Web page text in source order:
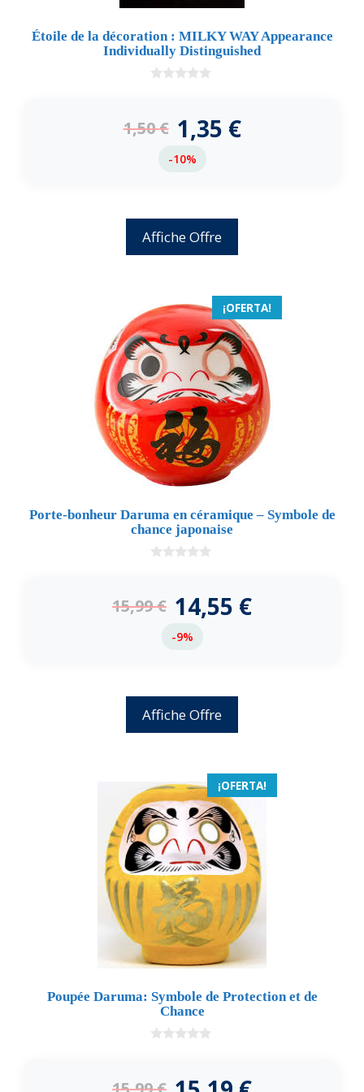
Étoile de la décoration : MILKY WAY Appearance
Individually Distinguished
5
1,50€ 1,35 €
-10%
Affiche Offre
¡OFERTA!
Porte-bonheur Daruma en céramique – Symbole de
chance japonaise
5
15,99€ 14,55 €
-9%
Affiche Offre
¡OFERTA!
Poupée Daruma: Symbole de Protection et de
Chance
5